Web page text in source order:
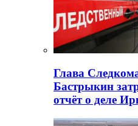
Глава
Бастрыкин
отчёт о деле